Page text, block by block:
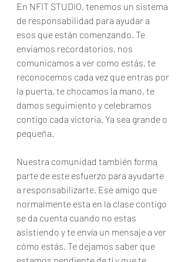
En NFIT STUDIO, tenemos un sistema
de responsabilidad para ayudar a
esos que están comenzando. Te
enviamos recordatorios, nos
comunicamos a ver como estás, te
reconocemos cada vez que entras por
la puerta, te chocamos la mano, te
damos seguimiento y celebramos
contigo cada victoria. Ya sea grande o
pequeña.
Nuestra comunidad también forma
parte de este esfuerzo para ayudarte
a responsabilizarte. Ese amigo que
normalmente esta en la clase contigo
se da cuenta cuando no estas
asistiendo y te envía un mensaje a ver
cómo estás. Te dejamos saber que